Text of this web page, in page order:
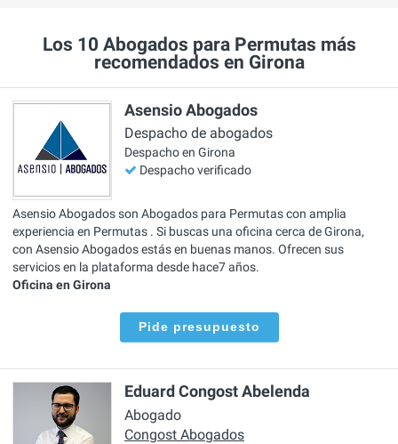
Los 10 Abogados para Permutas más
recomendados en Girona
Asensio Abogados
Despacho de abogados
Despacho en Girona
Despacho verificado
Asensio Abogados son Abogados para Permutas con amplia
experiencia en Permutas . Si buscas una oficina cerca de Girona,
con Asensio Abogados estás en buenas manos. Ofrecen sus
servicios en la plataforma desde hace7 años.
Oficina en Girona
Pide presupuesto
Eduard Congost Abelenda
Abogado
Congost Abogados